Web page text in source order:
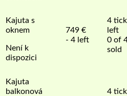
Kajuta s
oknem
Není k
dispozici
749 €
- 4 left
4
left
0 of
sold
Kajuta
balkonová
4